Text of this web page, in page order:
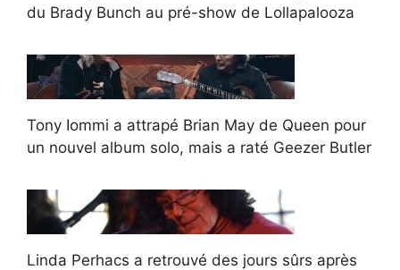
du Brady Bunch au pré-show de Lollapalooza
Tony Iommi a attrapé Brian May de Queen pour
un nouvel album solo, mais a raté Geezer Butler
Linda Perhacs a retrouvé des jours sûrs après